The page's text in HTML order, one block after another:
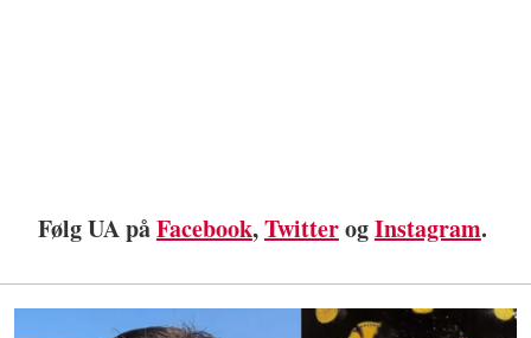
Følg UA påFacebook,TwitterogInstagram.